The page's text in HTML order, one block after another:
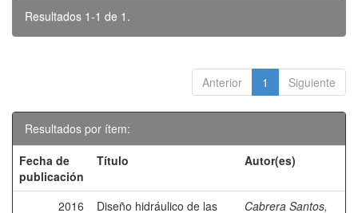
Resultados 1-1 de 1.
Anterior 1 Siguiente
Resultados por ítem:
Fecha de
publicación
Título Autor(es)
2016
Diseño hidráulico de las
Cabrera Santos,